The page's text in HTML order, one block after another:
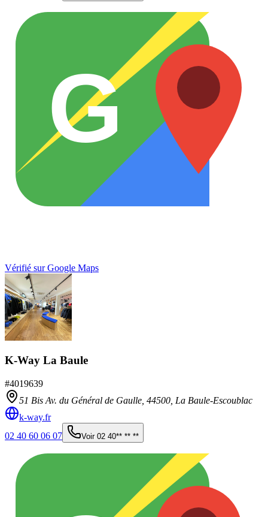
G
Vérifié sur Google Maps
K-Way La Baule
#4019639
51 Bis Av. du Général de Gaulle, 44500 La Baule-Escoublac
k-way.fr
02 40 60 06 07
Voir 02 40** ** **